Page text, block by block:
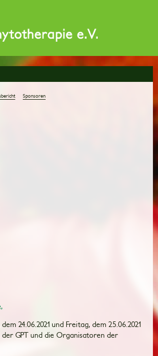
Sponsoren
24.06.2021 und Freitag, dem 25.06.2021
GPT und die Organisatoren der